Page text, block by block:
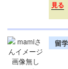
見る
留